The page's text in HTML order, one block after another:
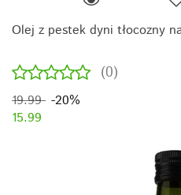
Olej z pestek dyni tłocozny
(0)
19.99 -20%
15.99